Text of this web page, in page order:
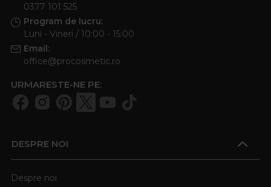
0377 101 525
Program de lucru:
Luni - Vineri / 10:00 - 15:00
Email:
office@procosmetic.ro
URMARESTE-NE PE:
DESPRE NOI
Despre noi